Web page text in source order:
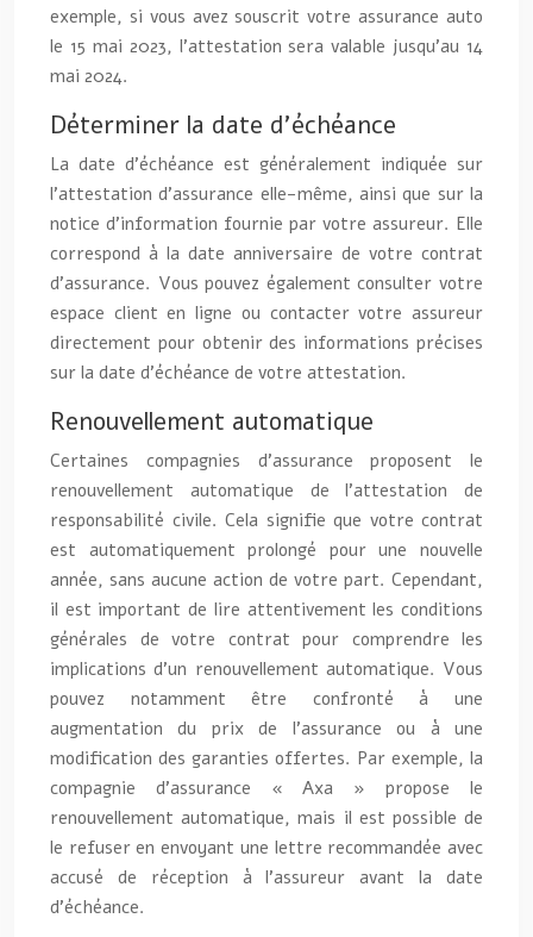
exemple, si vous avez souscrit votre assurance auto
le 15 mai 2023, l’attestation sera valable jusqu’au 14
mai 2024.
Déterminer la date d’échéance
La date d’échéance est généralement indiquée sur
l’attestation d’assurance elle-même, ainsi que sur la
notice d’information fournie par votre assureur. Elle
correspond à la date anniversaire de votre contrat
d’assurance. Vous pouvez également consulter votre
espace client en ligne ou contacter votre assureur
directement pour obtenir des informations précises
sur la date d’échéance de votre attestation.
Renouvellement automatique
Certaines compagnies d’assurance proposent le
renouvellement automatique de l’attestation de
responsabilité civile. Cela signifie que votre contrat
est automatiquement prolongé pour une nouvelle
année, sans aucune action de votre part. Cependant,
il est important de lire attentivement les conditions
générales de votre contrat pour comprendre les
implications d’un renouvellement automatique. Vous
pouvez notamment être confronté à une
augmentation du prix de l’assurance ou à une
modification des garanties offertes. Par exemple, la
compagnie d’assurance « Axa » propose le
renouvellement automatique, mais il est possible de
le refuser en envoyant une lettre recommandée avec
accusé de réception à l’assureur avant la date
d’échéance.